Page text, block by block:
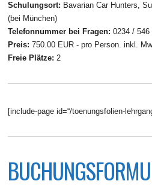
Schulungsort: Bavarian Car Hunters,
(bei München)
Telefonnummer bei Fragen: 0234 / 546
Preis: 750.00 EUR - pro Person. inkl.
Freie Plätze: 2
[include-page id=“/toenungsfolien-